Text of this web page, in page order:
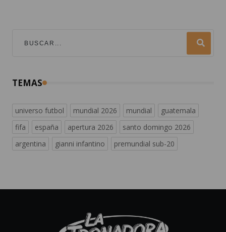
TEMAS
universo futbol mundial 2026 mundial
guatemala
fifa
españa apertura 2026
santo domingo 2026
argentina
gianni infantino premundial sub-20